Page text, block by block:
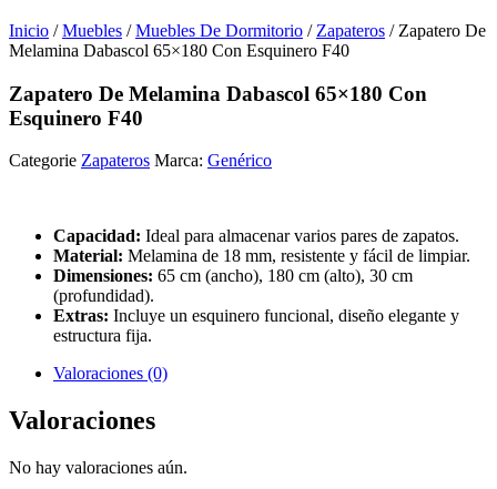
Inicio /Muebles /Muebles De Dormitorio / Zapateros / Zapatero De
Melamina Dabascol 65×180 Con Esquinero F40
Zapatero De Melamina Dabascol 65×180 Con
Esquinero F40
Categorie Zapateros Marca: Genérico
Capacidad: Ideal para almacenar varios pares de zapatos.
Material: Melamina de 18 mm, resistente y fácil de limpiar.
Dimensiones: 65 cm (ancho), 180 cm (alto), 30 cm
(profundidad).
Extras: Incluye un esquinero funcional, diseño elegante y
estructura fija.
Valoraciones (0)
Valoraciones
No hay valoraciones aún.